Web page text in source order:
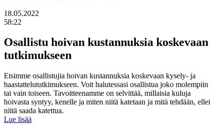
Päivämäärä
18.05.2022
Kellonaika
58:22
Osallistu hoivan kustannuksia koskevaan
tutkimukseen
Etsimme osallistujia hoivan kustannuksia koskevaan kysely- ja
haastattelututkimukseen. Voit halutessasi osallistua joko molempiin
tai vain toiseen. Tavoitteenamme on selvittää, millaisia kuluja
hoivasta syntyy, kenelle ja miten niitä katetaan ja mitä tehdään, ellei
niitä saada katettua.
Lue lisää